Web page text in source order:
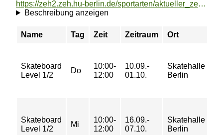
https://zeh2.zeh.hu-berlin.de/sportarten/aktueller_zeitraum/_Skateboard.html
Beschreibung anzeigen
Name Tag Zeit Zeitraum Ort
Skateboard
Level 1/2
Do
10:00-
12:00
10.09.-
01.10.
Skatehalle
Berlin
Skateboard
Level 1/2
Mi
10:00-
12:00
16.09.-
07.10.
Skatehalle
Berlin